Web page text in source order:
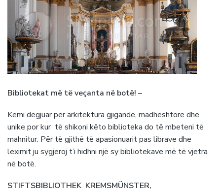
Bibliotekat më të veçanta në botë! –
Kemi dëgjuar për arkitektura gjigande, madhështore dhe
unike por kur të shikoni këto biblioteka do të mbeteni të
mahnitur. Për të gjithë të apasionuarit pas librave dhe
leximit ju sygjeroj t’i hidhni një sy bibliotekave më të vjetra
në botë.
STIFTSBIBLIOTHEK KREMSMÜNSTER,